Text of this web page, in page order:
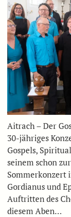
Aitrach – Der
30-jähriges
Gospels,
seinem schon
Sommerkonzert
Gordianus und
Auftritten des
diesem Aben…